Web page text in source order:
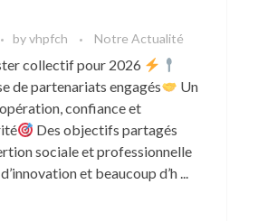
byvhpfch Notre Actualité
collectif pour 2026
de partenariats engagés
Un
confiance et
Des objectifs partagés
sociale et professionnelle
et beaucoup d’h ...